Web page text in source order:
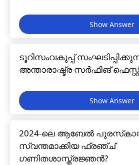
ടൂറിസംവകുപ്പ്
അന്താരാഷ്ട്ര സർഫിങ്
2024-ലെ ആബേൽ
സ്വന്തമാക്കിയ ഫ്രഞ്ച്
ഗണിതശാസ്ത്രജ്ഞൻ?